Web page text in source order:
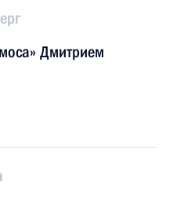
Дмитрием